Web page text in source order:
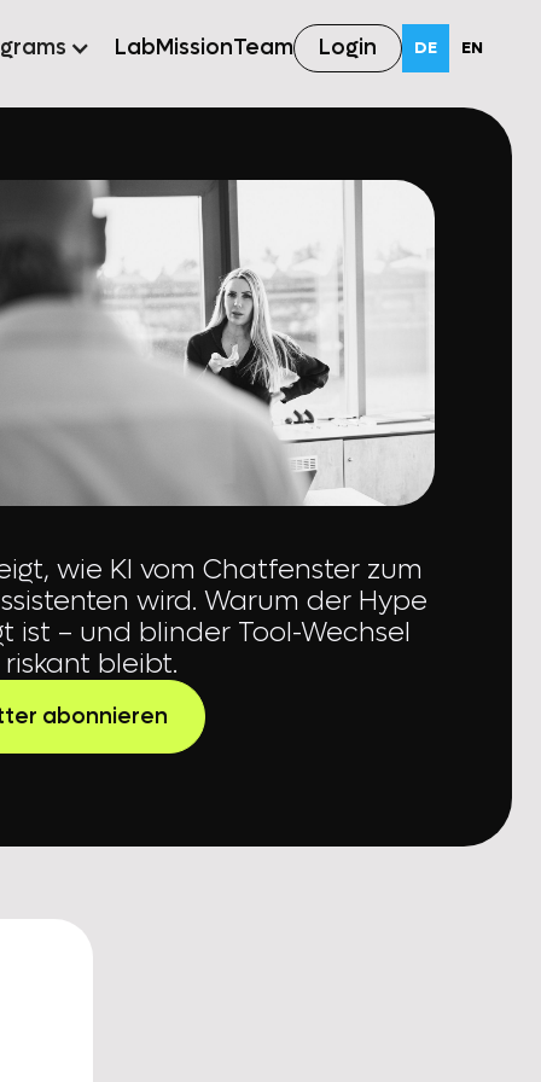
LabMissionTeam Login DE EN
wie KI vom Chatfenster zum
wird. Warum der Hype
ist – und blinder Tool-Wechsel
bleibt.
abonnieren